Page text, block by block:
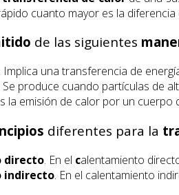
cuanto mayor es la
de las siguientes
. Implica una transferencia de
Se produce cuando partículas de
la emisión de calor por un
diferentes para la
directo. En el calentamiento
indirecto. En el calentamiento